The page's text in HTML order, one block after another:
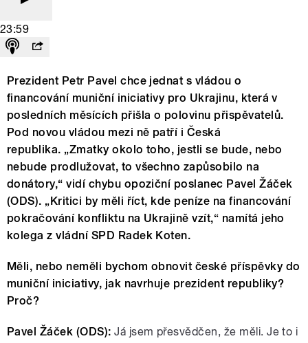
23:59
Prezident Petr Pavel chce jednat s vládou o
financování muniční iniciativy pro Ukrajinu, která v
posledních měsících přišla o polovinu přispěvatelů.
Pod novou vládou mezi ně patří i Česká
republika. „Zmatky okolo toho, jestli se bude, nebo
nebude prodlužovat, to všechno zapůsobilo na
donátory,“ vidí chybu opoziční poslanec Pavel Žáček
(ODS). „Kritici by měli říct, kde peníze na financování
pokračování konfliktu na Ukrajině vzít,“ namítá jeho
kolega z vládní SPD Radek Koten.
Měli, nebo neměli bychom obnovit české příspěvky do
muniční iniciativy, jak navrhuje prezident republiky?
Proč?
Pavel Žáček (ODS): Já jsem přesvědčen, že měli. Je to i